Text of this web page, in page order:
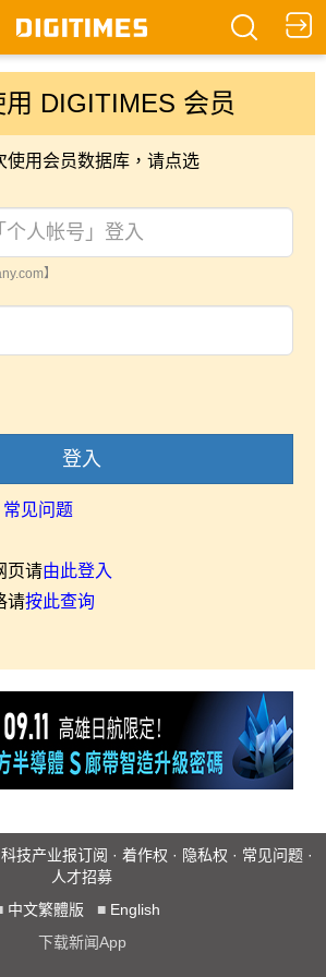
用 DIGITIMES 会员
用会员数据库，请点选
】
登入
常见问题
页请由此登入
请按此查询
科技产业报订阅 · 着作权 · 隐私权 · 常见问题 ·
人才招募
中文繁體版 ■ English
下载新闻App